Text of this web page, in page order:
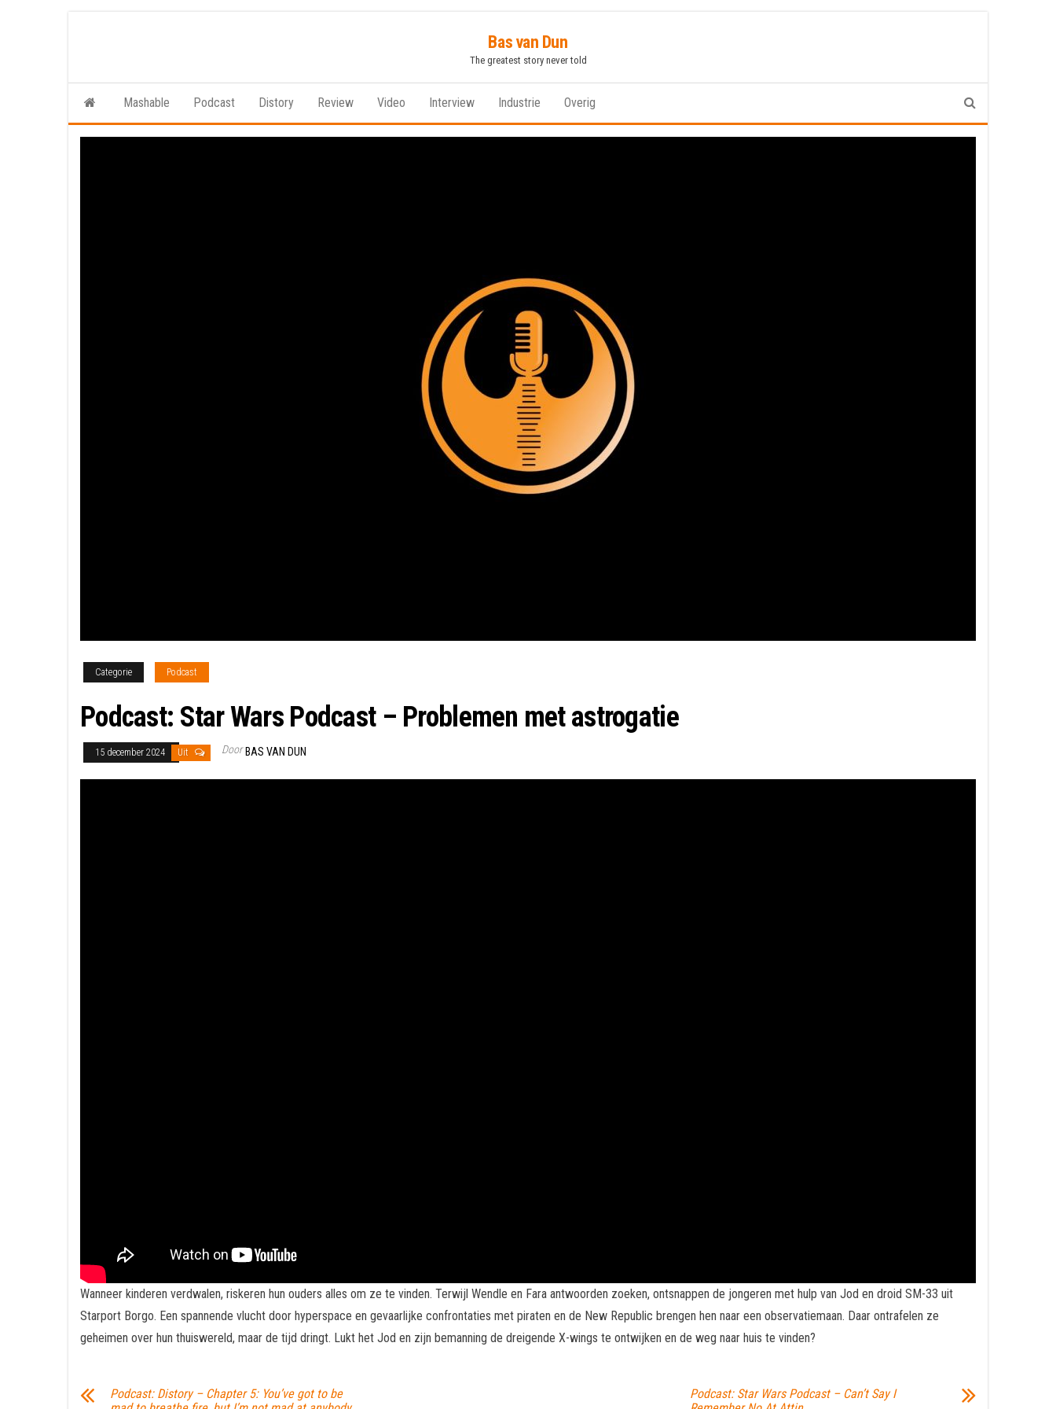
inhoud
Bas van Dun
The greatest story never told
Mashable Podcast Distory Review Video Interview Industrie Overig
Categorie Podcast
Podcast: Star Wars Podcast – Problemen met astrogatie
15 december 2024 Uit Door BAS VAN DUN
Wanneer kinderen verdwalen, riskeren hun ouders alles om ze te vinden. Terwijl Wendle en Fara antwoorden zoeken, ontsnappen de jongeren met hulp van Jod en droid SM-33 uit
Starport Borgo. Een spannende vlucht door hyperspace en gevaarlijke confrontaties met piraten en de New Republic brengen hen naar een observatiemaan. Daar ontrafelen ze
geheimen over hun thuiswereld, maar de tijd dringt. Lukt het Jod en zijn bemanning de dreigende X-wings te ontwijken en de weg naar huis te vinden?
Podcast: Distory – Chapter 5: You’ve got to be
Podcast: Star Wars Podcast – Can’t Say I